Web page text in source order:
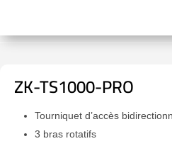
ZK-TS1000-PRO
Tourniquet d’accès
3 bras rotatifs